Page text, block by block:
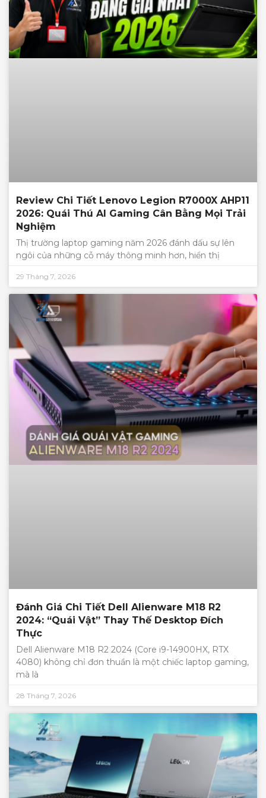
Review Chi Tiết Lenovo Legion R7000X AHP11
2026: Quái Thú AI Gaming Cân Bằng Mọi Trải
Nghiệm
Thị trường laptop gaming năm 2026 đánh dấu sự lên
ngôi của những cỗ máy thông minh hơn, hiển thị
29 Tháng 7, 2026
Đánh Giá Chi Tiết Dell Alienware M18 R2
2024: “Quái Vật” Thay Thế Desktop Đích
Thực
Dell Alienware M18 R2 2024 (Core i9-14900HX, RTX
4080) không chỉ đơn thuần là một chiếc laptop gaming,
mà là
28 Tháng 7, 2026